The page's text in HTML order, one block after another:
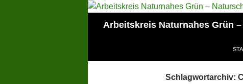
Arbeitskreis Naturnahes Grün
Schlagwortarchiv: